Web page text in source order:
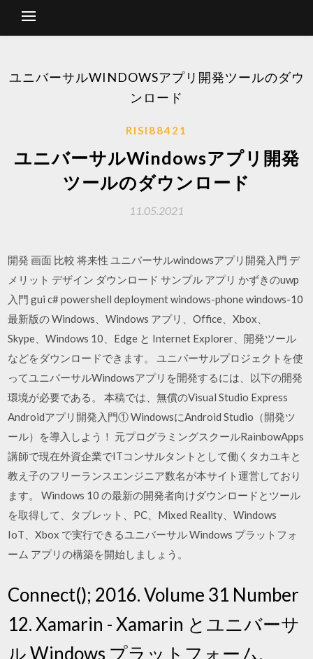
ユニバーサルWINDOWSアプリ開発ツールのダウ
ンロード
RISI88421
ユニバーサルWindowsアプリ開発
ツールのダウンロード
11.05.2021
開発 画面 比較 将来性 ユニバーサルwindowsアプリ開発入門 デ
メリット デザイン ダウンロード サンプル アプリ かずきのuwp
入門 gui c# powershell deployment windows-phone windows-10
最新版の Windows、Windows アプリ、Office、Xbox、
Skype、Windows 10、Edge と Internet Explorer、開発ツール
などをダウンロードできます。 ユニバーサルプロジェクトを使
ってユニバーサルWindowsアプリを開発するには、以下の開発
環境が必要である。 本稿では、無償のVisual Studio Express
Androidアプリ開発入門① WindowsにAndroid Studio（開発ツ
ール）を導入しよう！ 元プログラミングスクールRainbowApps
講師で現在外資企業でITコンサルタントとして働くタカユキと
教え子のフリーランスエンジニア数名が本サイト運営しており
ます。 Windows 10 の最新の開発者向けダウンロードとツール
を取得して、タブレット、PC、Mixed Reality、Windows
IoT、Xbox で実行できるユニバーサル Windows プラットフォ
ーム アプリの構築を開始しましょう。
Connect(); 2016. Volume 31 Number
12. Xamarin - Xamarin とユニバーサ
ル Windows プラットフォーム.